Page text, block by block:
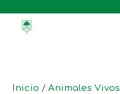
Inicio / Animales Vivos